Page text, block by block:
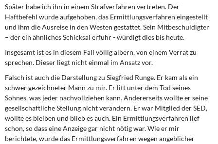
Später habe ich ihn in einem Strafverfahren vertreten. Der
Haftbefehl wurde aufgeho­ben, das Ermittlungsverfahren eingestellt
und ihm die Ausreise in den Westen gestattet. Sein Mitbeschuldigter
– der ein ähnliches Schicksal erfuhr - würdigt dies bis heute.
Insgesamt ist es in diesem Fall völlig albern, von einem Verrat zu
sprechen. Dieser liegt nicht einmal im Ansatz vor.
Falsch ist auch die Darstellung zu Siegfried Runge. Er kam als ein
schwer gezeichneter Mann zu mir. Er litt unter dem Tod seines
Sohnes, was jeder nachvollziehen kann. An­dererseits wollte er seine
gesellschaftliche Stellung nicht verändern. Er war Mitglied der SED,
wollte es bleiben und blieb es auch. Ein Ermittlungsverfahren lief
schon, so dass eine Anzeige gar nicht nötig war. Wie er mir
berichtete, wurde das Ermittlungsverfahren wegen angeblicher